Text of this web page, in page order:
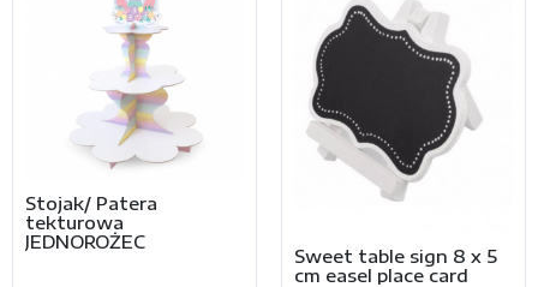
Stojak/ Patera
tekturowa
JEDNOROŻEC
Sweet table sign 8 x 5
cm easel place card